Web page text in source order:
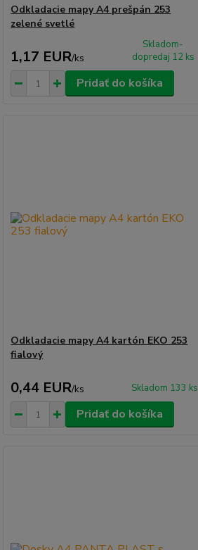
Odkladacie mapy A4 prešpán 253
zelené svetlé
1,17 EUR/ks
Skladom-
dopredaj 12 ks
Pridať do košíka
Odkladacie mapy A4 kartón EKO 253
fialový
0,44 EUR/ks Skladom 133 ks
Pridať do košíka